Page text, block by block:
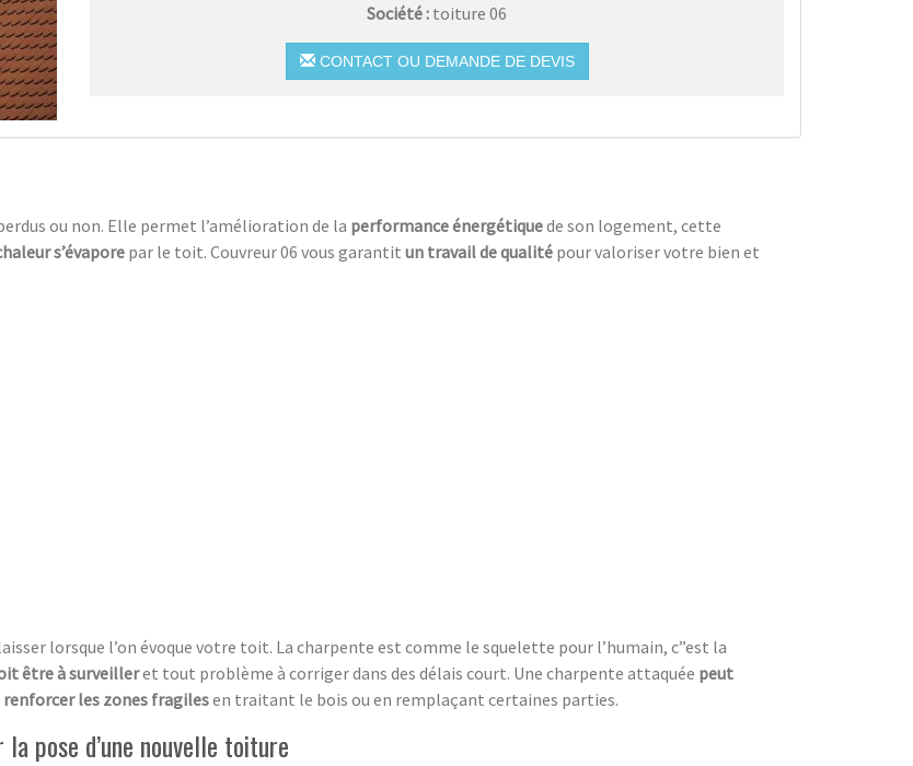
Société : toiture 06
CONTACT OU DEMANDE DE DEVIS
ou non. Elle permet l’amélioration de la performance énergétiquede son logement, cette
s’évaporepar le toit. Couvreur 06 vous garantit un travail de qualité pour valoriser votre bien et
lorsque l’on évoque votre toit. La charpente est comme le squelette pour l’humain, c”est la
être à surveilleret tout problème à corriger dans des délais court. Une charpente attaquée peut
renforcer les zones fragilesen traitant le bois ou en remplaçant certaines parties.
pose d’une nouvelle toiture